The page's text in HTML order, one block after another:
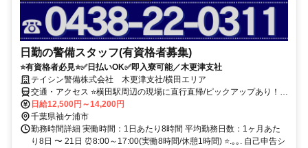
日勤の警備スタッフ(有資格者募集)
⭐有資格者必見⭐✅日払いOK✅即入寮可能／木更津支社
テイシン警備株式会社 木更津支社/横田エリア
交通・アクセス ⭐横田駅周辺の現場に直行直帰/ピックアップあり！移
動の心配は不要です♪
日給12,500円～14,200円
千葉県袖ケ浦市
勤務時間詳細 実働時間：1日あたり8時間 平均勤務日数：1ヶ月あた
り8日 〜 21日 ⏰8:00～17:00(実働8時間/休憩1時間) ⭐.｡｡. 自己申告シ